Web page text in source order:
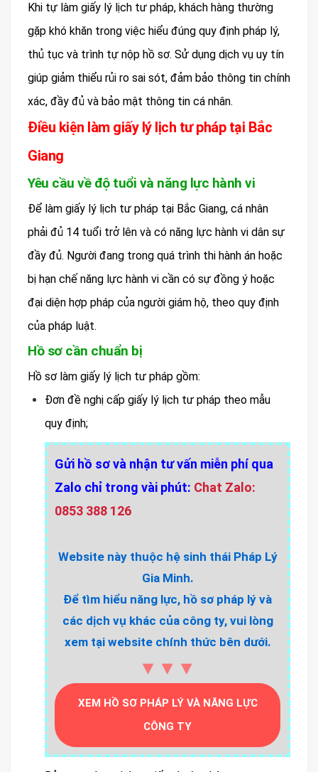
Khi tự làm giấy lý lịch tư pháp, khách hàng thường
gặp khó khăn trong việc hiểu đúng quy định pháp lý,
thủ tục và trình tự nộp hồ sơ. Sử dụng dịch vụ uy tín
giúp giảm thiểu rủi ro sai sót, đảm bảo thông tin chính
xác, đầy đủ và bảo mật thông tin cá nhân.
Điều kiện làm giấy lý lịch tư pháp tại Bắc
Giang
Yêu cầu về độ tuổi và năng lực hành vi
Để làm giấy lý lịch tư pháp tại Bắc Giang, cá nhân
phải đủ 14 tuổi trở lên và có năng lực hành vi dân sự
đầy đủ. Người đang trong quá trình thi hành án hoặc
bị hạn chế năng lực hành vi cần có sự đồng ý hoặc
đại diện hợp pháp của người giám hộ, theo quy định
của pháp luật.
Hồ sơ cần chuẩn bị
Hồ sơ làm giấy lý lịch tư pháp gồm:
Đơn đề nghị cấp giấy lý lịch tư pháp theo mẫu
quy định;
Gửi hồ sơ và nhận tư vấn miễn phí qua
Zalo chỉ trong vài phút: Chat Zalo:
0853 388 126
Website này thuộc hệ sinh thái Pháp Lý
Gia Minh.
Để tìm hiểu năng lực, hồ sơ pháp lý và
các dịch vụ khác của công ty, vui lòng
xem tại website chính thức bên dưới.
▼▼▼
XEM HỒ SƠ PHÁP LÝ VÀ NĂNG LỰC
CÔNG TY